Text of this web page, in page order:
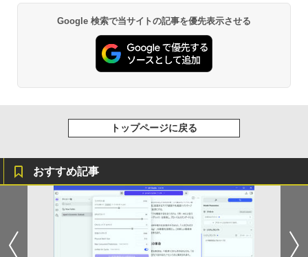
ows11 メモリ16GB SSD 1TB Core i5 第
6世代 HP ProDesk 800G2 DM DisplayP
WIFI子機付 中古パソコン デスクトップ
ミニデスクトップ ミニPC
デスクトップパソコンDELL HP NEC 第
8〜10世代CoreI3I5選べる 21インチモニ
ソコン DVD/WIFI/Bluetooth DisplayPor
￥29,800
XGA TNパネル LEDバックライト付 非光
沢 ノングレア 液晶ディスプレイ VGA
￥2,800
古モニター 21.5インチ ワイド フルHD 広
視野角パネル ノングレア PRINCETON P
TFBDE-22W ブラック VGA DVI HDMI ス
￥6,580
【おまかせ】モニター 24インチ 1920x1
080 フルHD HDMI PCモニター 中古ディ
道文化学部 ]
￥1,980
3
￥1,650
Anker Soundcore P40i オフホワイト
￥7,990
￥5,990
Anker Soundcore Liberty 5 ミッドナイトブ
ラック
￥14,990
BRUCE WAYNE feat. Flo Milli, ATL Jacob
[Explicit]
￥250
[Explicit]
見知らぬ糸
￥250
【Amazon.co.jp限定】 い・ろ・は・す 2L P
ET ラベルレス ×8本
￥1,112
富士山の天然水 バナジウム含有 水 ミネラル
ウォーター ペットボトル 静岡県産 500ミリリ
by Amazon 炭酸水 ラベルレス 500ml ×24本
強炭酸水 ペットボトル 500ミリリットル (Sm
art Basic)
薬屋のひとりごと 17巻 (デジタル版ビッグガ
ンガンコミックス)
￥770
エース)
ONE PIECE モノクロ版 115 (ジャンプコミッ
クスDIGITAL)
￥594
Google 検索で当サイトの記事を優先表示させる
トップページに戻る
おすすめ記事